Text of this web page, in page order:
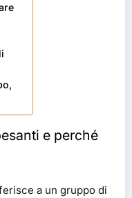
e perché
a un gruppo di